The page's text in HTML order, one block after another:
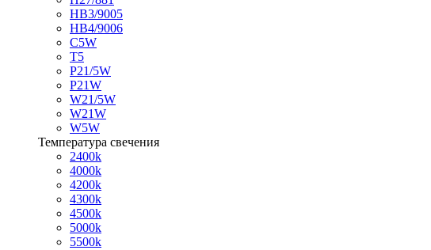
HB3/9005
HB4/9006
C5W
T5
P21/5W
P21W
W21/5W
W21W
W5W
Температура свечения
2400k
4000k
4200k
4300k
4500k
5000k
5500k